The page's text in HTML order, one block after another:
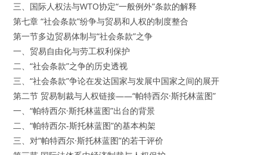
三、国际人权法与WTO协定“一般例外”条款的解释
第七章 “社会条款”纷争与贸易和人权的制度整合
第一节多边贸易体制与“社会条款”之争
一、贸易自由化与劳工权利保护
二、“社会条款”之争的历史透视
三、“社会条款”争论在发达国家与发展中国家之间的展开
第二节 贸易制裁与人权链接——“帕特西尔·斯托林蓝图”
一、“帕特西尔·斯托林蓝图”出台的背景
二、“帕特西尔-斯托林蓝图”的基本构架
三、对“帕特西尔·斯托林蓝图”的若干评价